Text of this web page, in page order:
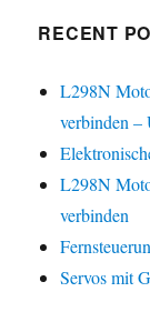
RECENT
L298N
verbinden –
L298N
verbinden
Servos mit